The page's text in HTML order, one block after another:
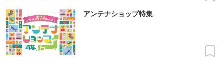
アンテナショップ特集